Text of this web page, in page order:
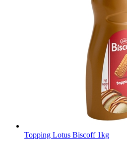
Topping Lotus Biscoff 1kg